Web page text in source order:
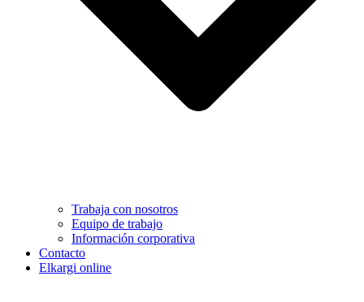
Trabaja con nosotros
Equipo de trabajo
Información corporativa
Contacto
Elkargi online